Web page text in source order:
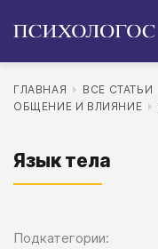
ГЛАВНАЯ ВСЕ СТАТЬИ
ОБЩЕНИЕ И ВЛИЯНИЕ
Язык тела
Подкатегории: